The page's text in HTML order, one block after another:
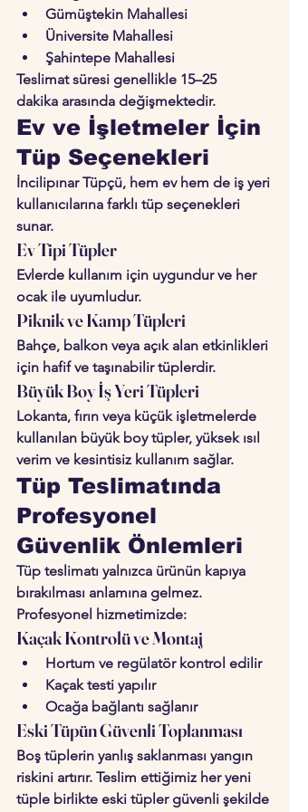
Gümüştekin Mahallesi
Üniversite Mahallesi
Şahintepe Mahallesi
Teslimat süresi genellikle 15–25
dakika arasında değişmektedir.
Ev ve İşletmeler İçin
Tüp Seçenekleri
İncilipınar Tüpçü, hem ev hem de iş yeri
kullanıcılarına farklı tüp seçenekleri
sunar.
Ev Tipi Tüpler
Evlerde kullanım için uygundur ve her
ocak ile uyumludur.
Piknik ve Kamp Tüpleri
Bahçe, balkon veya açık alan etkinlikleri
için hafif ve taşınabilir tüplerdir.
Büyük Boy İş Yeri Tüpleri
Lokanta, fırın veya küçük işletmelerde
kullanılan büyük boy tüpler, yüksek ısıl
verim ve kesintisiz kullanım sağlar.
Tüp Teslimatında
Profesyonel
Güvenlik Önlemleri
Tüp teslimatı yalnızca ürünün kapıya
bırakılması anlamına gelmez.
Profesyonel hizmetimizde:
Kaçak Kontrolü ve Montaj
Hortum ve regülatör kontrol edilir
Kaçak testi yapılır
Ocağa bağlantı sağlanır
Eski Tüpün Güvenli Toplanması
Boş tüplerin yanlış saklanması yangın
riskini artırır. Teslim ettiğimiz her yeni
tüple birlikte eski tüpler güvenli şekilde